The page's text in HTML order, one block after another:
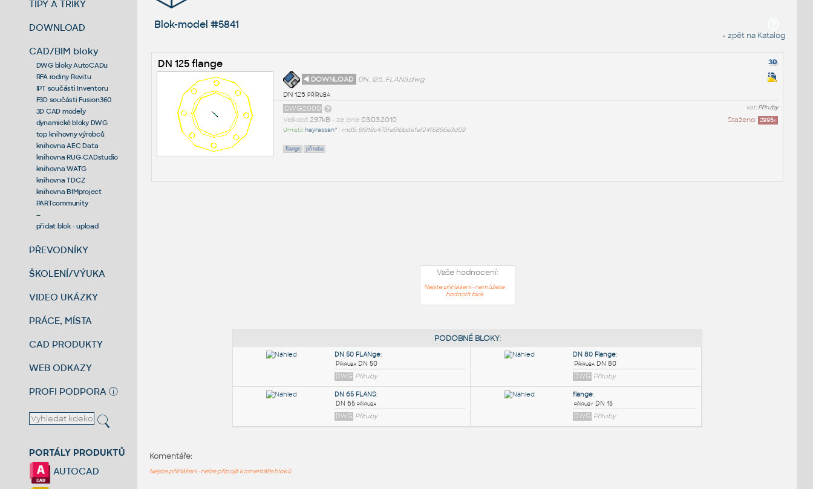
TIPY A TRIKY
DOWNLOAD
CAD/BIM bloky
DWG bloky AutoCADu
RFA rodiny Revitu
IPT součásti Inventoru
F3D součásti Fusion360
3D CAD modely
dynamické bloky DWG
top knihovny výrobců
knihovna AEC Data
knihovna RUG-CADstudio
knihovna WATG
knihovna TDCZ
knihovna BIMproject
PARTcommunity
--
přidat blok - upload
PŘEVODNÍKY
ŠKOLENÍ/VÝUKA
VIDEO UKÁZKY
PRÁCE, MÍSTA
CAD PRODUKTY
WEB ODKAZY
PROFI PODPORA ⓘ
PORTÁLY PRODUKTŮ
AUTOCAD
Blok-model #5841
« zpět na Katalog
DN 125 flange
◄ DOWNLOAD
DN_125_FLANS.dwg
DN 125 příruba
kat:Příruby
DWG2000
Staženo: 2995x
Velikost 297kB• ze dne 03.03.2010
Umístil: hayrassan^ • md5: 61919c473fe51bbde1ef24f6856e3d09
flange příruba
Vaše hodnocení:
Nejste přihlášeni - nemůžete
hodnotit blok
Komentáře:
Nejste přihlášeni - nelze připojit komentáře bloků